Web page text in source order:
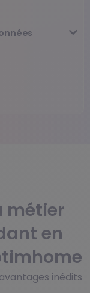
métier
en
inédits